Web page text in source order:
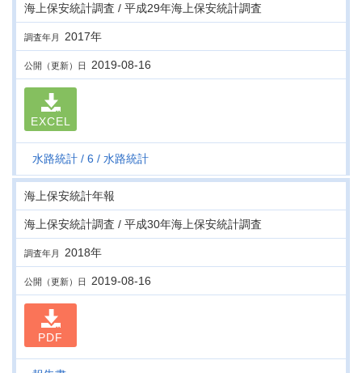
海上保安統計調査 / 平成29年海上保安統計調査
調査年月 2017年
公開（更新）日 2019-08-16
EXCEL
水路統計 6 水路統計
海上保安統計年報
海上保安統計調査 / 平成30年海上保安統計調査
調査年月 2018年
公開（更新）日 2019-08-16
PDF